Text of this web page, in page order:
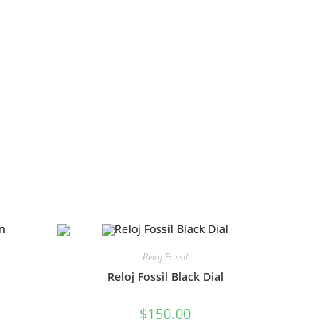
Reloj Fossil
Reloj Fossil Black Dial
$150.00